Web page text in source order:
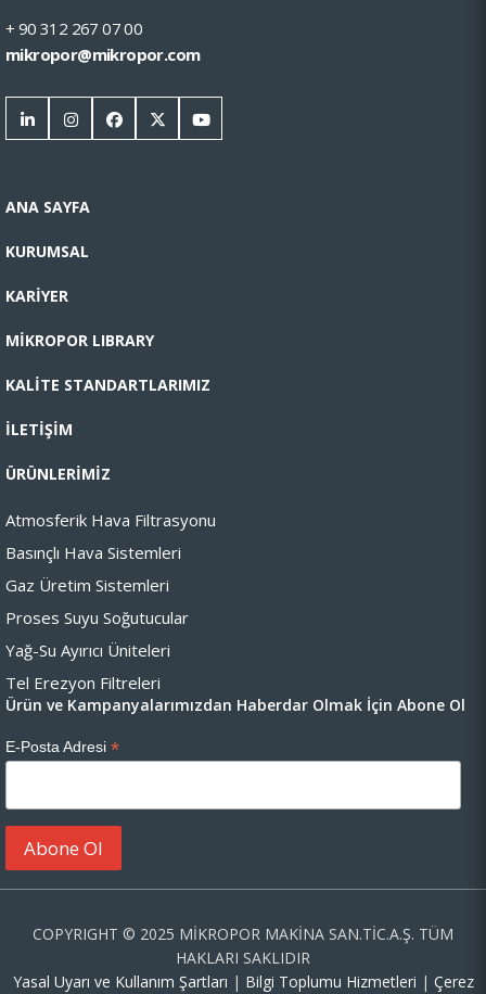
+ 90 312 267 07 00
mikropor@mikropor.com
ANA SAYFA
KURUMSAL
KARİYER
MİKROPOR LIBRARY
KALİTE STANDARTLARIMIZ
İLETİŞİM
ÜRÜNLERİMİZ
Atmosferik Hava Filtrasyonu
Basınçlı Hava Sistemleri
Gaz Üretim Sistemleri
Proses Suyu Soğutucular
Yağ-Su Ayırıcı Üniteleri
Tel Erezyon Filtreleri
Ürün ve Kampanyalarımızdan Haberdar Olmak İçin Abone Ol
E-Posta Adresi *
COPYRIGHT © 2025 MİKROPOR MAKİNA SAN.TİC.A.Ş. TÜM
HAKLARI SAKLIDIR
Yasal Uyarı ve Kullanım Şartları | Bilgi Toplumu Hizmetleri | Çerez